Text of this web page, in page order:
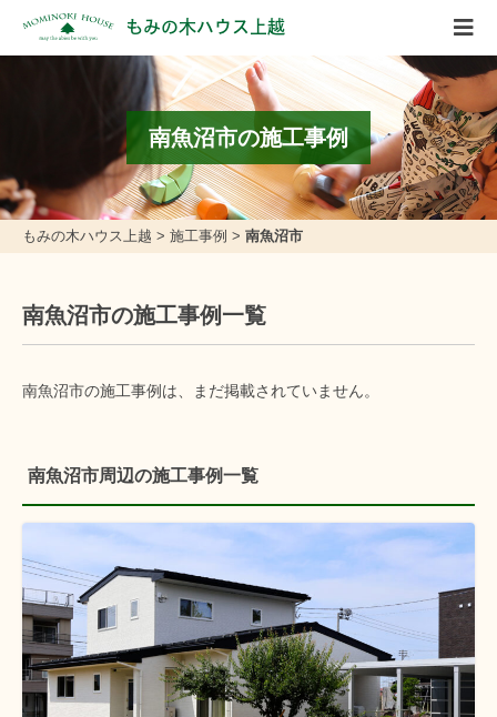
もみの木ハウス上越
南魚沼市の施工事例
もみの木ハウス上越 > 施工事例 > 南魚沼市
南魚沼市の施工事例一覧
南魚沼市の施工事例は、まだ掲載されていません。
南魚沼市周辺の施工事例一覧